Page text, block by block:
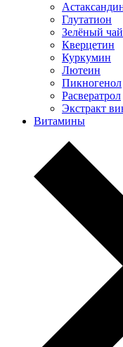
Глутатион
Зелёный чай
Кверцетин
Куркумин
Лютеин
Пикногенол
Расвератрол
Экстракт
Витамины